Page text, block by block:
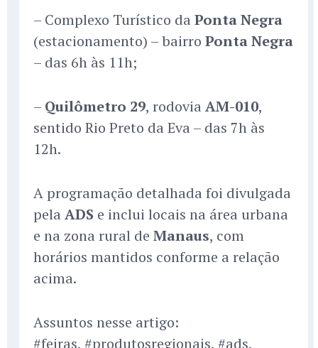
– Complexo Turístico da Ponta Negra
(estacionamento) – bairro Ponta Negra
– das 6h às 11h;
– Quilômetro 29, rodovia AM-010,
sentido Rio Preto da Eva – das 7h às
12h.
A programação detalhada foi divulgada
pela ADS e inclui locais na área urbana
e na zona rural de Manaus, com
horários mantidos conforme a relação
acima.
Assuntos nesse artigo:
#feiras, #produtosregionais, #ads,